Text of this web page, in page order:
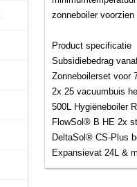
zonneboiler
Product specificatie
Subsidiebedrag
Zonneboilerset voor
2x 25 vacuumbuis
500L Hygiëneboiler
FlowSol® B HE 2x
DeltaSol® CS-Plus
Expansievat 24L &